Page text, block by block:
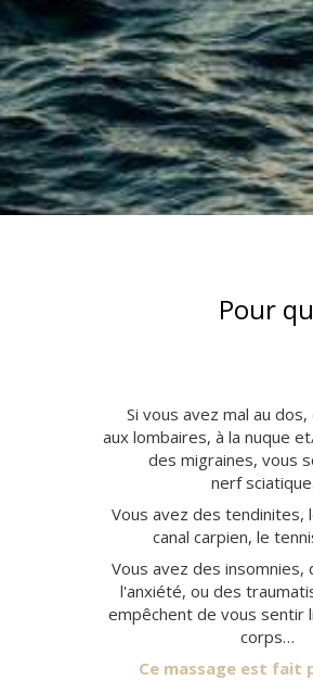
Pour
Si vous avez mal au
aux lombaires, à la nuque
des migraines, vous
nerf
Vous avez des tendinites,
canal carpien, le
Vous avez des
l'anxiété, ou des
empêchent de vous sentir
corps…
Ce massage est fait